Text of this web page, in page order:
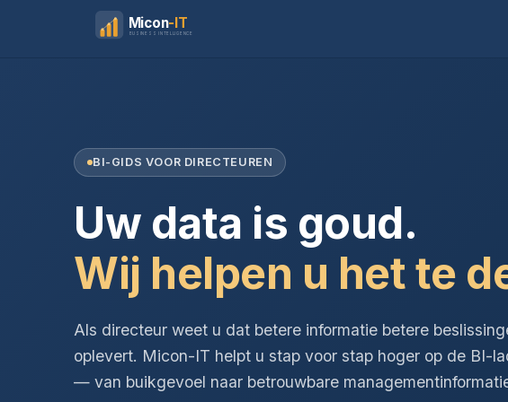
Micon-IT
BUSINESS INTELLIGENCE
BI-GIDS VOOR DIRECTEUREN
Uw data is goud.
Wij helpen u het te
Als directeur weet u dat betere informatie betere
oplevert. Micon-IT helpt u stap voor stap hoger op de BI-
— van buikgevoel naar betrouwbare